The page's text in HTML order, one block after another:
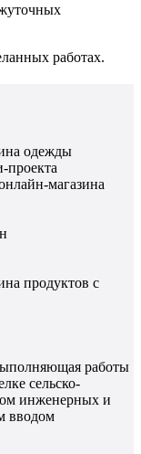
работах.
одежды
проекта
магазина
продуктов с
работы
сельско-
инженерных и
вводом